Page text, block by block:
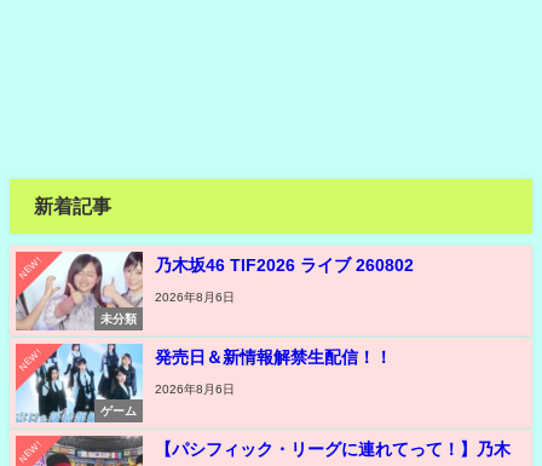
新着記事
NEW!
未分類
乃木坂46 TIF2026 ライブ 260802
2026年8月6日
NEW!
ゲーム
発売日＆新情報解禁生配信！！
2026年8月6日
NEW!
【パシフィック・リーグに連れてって！】乃木